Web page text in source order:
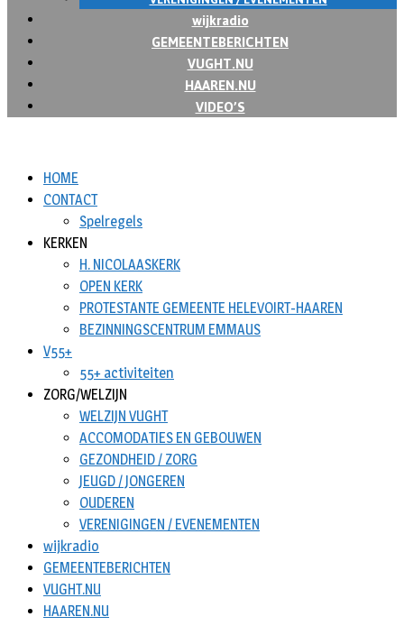
wijkradio
GEMEENTEBERICHTEN
VUGHT.NU
HAAREN.NU
VIDEO’S
HOME
CONTACT
Spelregels
KERKEN
H. NICOLAASKERK
OPEN KERK
PROTESTANTE GEMEENTE HELEVOIRT-HAAREN
BEZINNINGSCENTRUM EMMAUS
V55+
55+ activiteiten
ZORG/WELZIJN
WELZIJN VUGHT
ACCOMODATIES EN GEBOUWEN
GEZONDHEID / ZORG
JEUGD / JONGEREN
OUDEREN
VERENIGINGEN / EVENEMENTEN
wijkradio
GEMEENTEBERICHTEN
VUGHT.NU
HAAREN.NU